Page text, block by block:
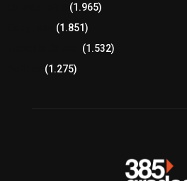
(1.965)
(1.851)
(1.532)
(1.275)